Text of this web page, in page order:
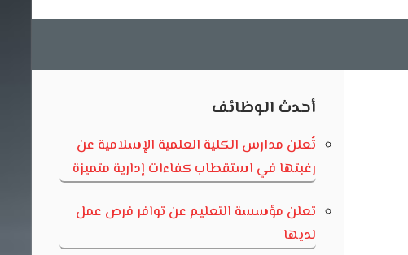
أحدث الوظائف
تُعلن مدارس الكلية العلمية الإسلامية عن
رغبتها في استقطاب كفاءات إدارية متميزة
تعلن مؤسسة التعليم عن توافر فرص عمل
لديها